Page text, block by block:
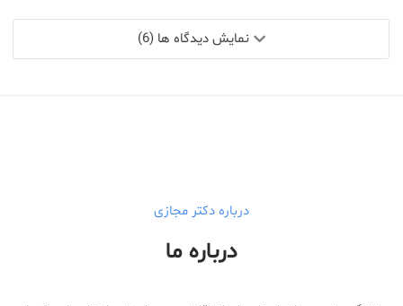
نمایش دیدگاه ها (6)
درباره دکتر مجازی
درباره ما